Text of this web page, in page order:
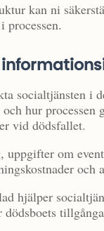
kan ni
processen.
socialtjänsten
hur
vid dödsfallet.
uppgifter om
och
hjälper